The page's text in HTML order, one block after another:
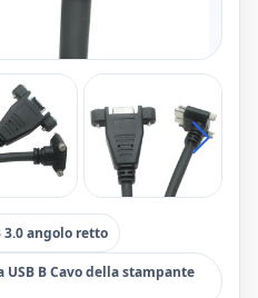
3.0 angolo retto
USB B Cavo della stampante